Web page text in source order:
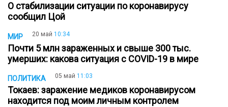
О стабилизации ситуации по коронавирусу
сообщил Цой
МИР 20 май 10:34
Почти 5 млн зараженных и свыше 300 тыс.
умерших: какова ситуация с COVID-19 в мире
ПОЛИТИКА 05 май 11:03
Токаев: заражение медиков коронавирусом
находится под моим личным контролем